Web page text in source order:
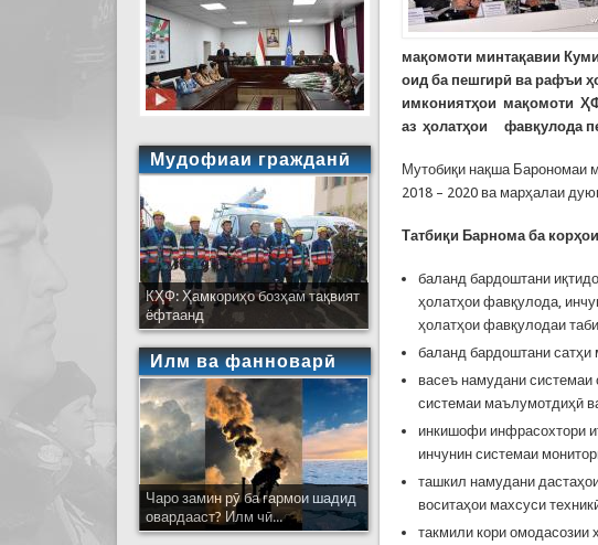
мақомоти минтақавии
оид ба пешгирӣ ва рафъи ҳ
имкониятҳои мақомоти Ҳ
аз ҳолатҳои фавқулода
Мутобиқи нақша Барономаи
2018 – 2020 ва марҳалаи
Татбиқи Барнома ба корҳои
баланд бардоштани
ҳолатҳои фавқулода,
ҳолатҳои фавқулодаи
баланд бардоштани
васеъ намудани системаи
системаи маълумотдиҳӣ
инкишофи инфрасохтори
инчунин системаи
ташкил намудани
воситаҳои махсуси
такмили кори омодасозии
Мудофиаи гражданӣ
КҲФ: Ҳамкориҳо бозҳам тақвият
ёфтаанд
Илм ва фанноварӣ
Чаро замин рӯ ба гармои шадид
овардааст? Илм чӣ...